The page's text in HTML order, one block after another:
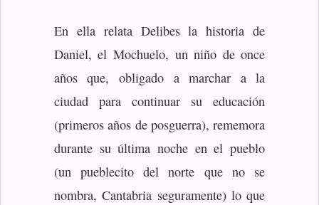
En ella relata Delibes la historia de
Daniel, el Mochuelo, un niño de once
años que, obligado a marchar a la
ciudad para continuar su educación
(primeros años de posguerra), rememora
durante su última noche en el pueblo
(un pueblecito del norte que no se
nombra, Cantabria seguramente) lo que